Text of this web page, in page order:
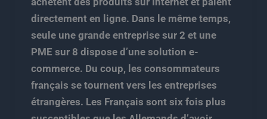
directement en ligne. Dans le même temps,
seule une grande entreprise sur 2 et une
PME sur 8 dispose d’une solution e-
commerce. Du coup, les consommateurs
français se tournent vers les entreprises
étrangères. Les Français sont six fois plus